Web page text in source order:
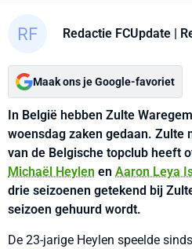
Redactie FCUpdate |
Maak ons je Google-favoriet
In België hebben Zulte
woensdag zaken gedaan. Zulte
van de Belgische topclub heeft
Michaël Heylen en Aaron Leya
drie seizoenen getekend bij
seizoen gehuurd wordt.
De 23-jarige Heylen speelde